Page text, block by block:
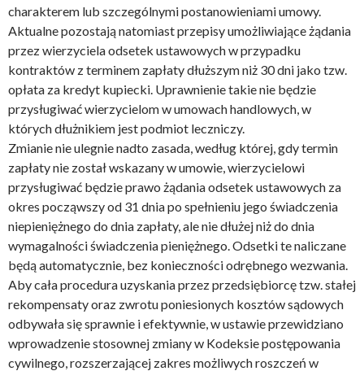
charakterem lub szczególnymi postanowieniami umowy.
Aktualne pozostają natomiast przepisy umożliwiające żądania
przez wierzyciela odsetek ustawowych w przypadku
kontraktów z terminem zapłaty dłuższym niż 30 dni jako tzw.
opłata za kredyt kupiecki. Uprawnienie takie nie będzie
przysługiwać wierzycielom w umowach handlowych, w
których dłużnikiem jest podmiot leczniczy.
Zmianie nie ulegnie nadto zasada, według której, gdy termin
zapłaty nie został wskazany w umowie, wierzycielowi
przysługiwać będzie prawo żądania odsetek ustawowych za
okres począwszy od 31 dnia po spełnieniu jego świadczenia
niepieniężnego do dnia zapłaty, ale nie dłużej niż do dnia
wymagalności świadczenia pieniężnego. Odsetki te naliczane
będą automatycznie, bez konieczności odrębnego wezwania.
Aby cała procedura uzyskania przez przedsiębiorcę tzw. stałej
rekompensaty oraz zwrotu poniesionych kosztów sądowych
odbywała się sprawnie i efektywnie, w ustawie przewidziano
wprowadzenie stosownej zmiany w Kodeksie postępowania
cywilnego, rozszerzającej zakres możliwych roszczeń w